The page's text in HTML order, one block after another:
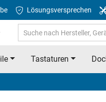
Lösungsversprechen
Tastaturen